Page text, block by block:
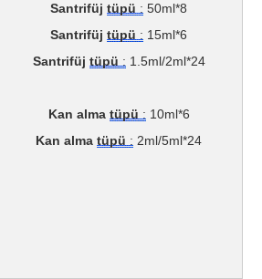
Santrifüj tüpü : 50ml*8
Santrifüj tüpü : 15ml*6
Santrifüj tüpü : 1.5ml/2ml*24
Kan alma tüpü : 10ml*6
Kan alma tüpü : 2ml/5ml*24